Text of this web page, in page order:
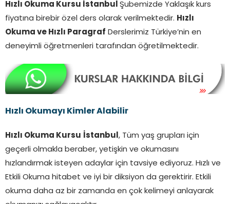
Hızlı Okuma Kursu İstanbul Şubemizde Yaklaşık kurs
fiyatına birebir özel ders olarak verilmektedir. Hızlı
Okuma ve Hızlı Paragraf Derslerimiz Türkiye’nin en
deneyimli öğretmenleri tarafından öğretilmektedir.
Hızlı Okumayı Kimler Alabilir
Hızlı Okuma Kursu İstanbul, Tüm yaş grupları için
geçerli olmakla beraber, yetişkin ve okumasını
hızlandırmak isteyen adaylar için tavsiye ediyoruz. Hızlı ve
Etkili Okuma hitabet ve iyi bir diksiyon da gerektirir. Etkili
okuma daha az bir zamanda en çok kelimeyi anlayarak